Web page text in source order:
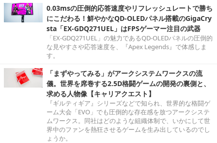
0.03msの圧倒的応答速度やリフレッシュレートで勝ち
にこだわる！鮮やかなQD-OLEDパネル搭載のGigaCry
sta「EX-GDQ271UEL」はFPSゲーマー注目の武器
「EX-GDQ271UEL」の魅力であるQD-OLEDパネルの圧倒的
な見やすさや応答速度を、『Apex Legends』で体感しま
す。
「まずやってみる」がアークシステムワークスの流
儀。世界を席巻する2.5D格闘ゲームの開発の裏側と、
求める人物像【キャリアクエスト】
『ギルティギア』シリーズなどで知られ、世界的な格闘ゲ
ーム大会「EVO」でも圧倒的な存在感を放つアークシステ
ムワークス。同社はどのような組織体制で、いかにして世
界中のファンを熱狂させるゲームを生み出しているのでし
ょうか。